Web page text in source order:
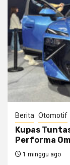
Berita Otomotif
Kupas
Performa
1 minggu ago